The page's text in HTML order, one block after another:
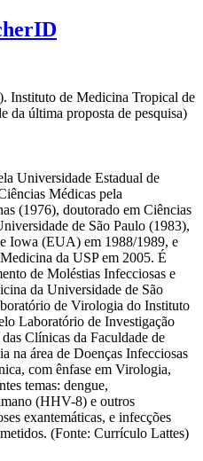
Instituto de Medicina Tropical de
da última proposta de pesquisa)
Universidade Estadual de
Médicas pela
(1976), doutorado em Ciências
de São Paulo (1983),
Iowa (EUA) em 1988/1989, e
da USP em 2005. É
de Moléstias Infecciosas e
da Universidade de São
de Virologia do Instituto
Laboratório de Investigação
Clínicas da Faculdade de
na área de Doenças Infecciosas
com ênfase em Virologia,
temas: dengue,
(HHV-8) e outros
exantemáticas, e infecções
(Fonte: Currículo Lattes)